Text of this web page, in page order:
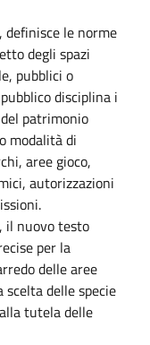
definisce le norme
degli spazi
pubblici o
disciplina i
patrimonio
modalità di
aree gioco,
autorizzazioni
il nuovo testo
per la
delle aree
delle specie
tutela delle